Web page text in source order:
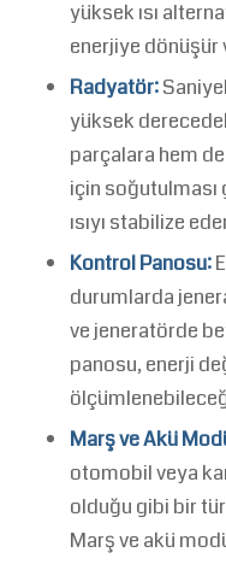
yüksek ısı
enerjiye dönüşür
Radyatör:
yüksek
parçalara hem
için
ısıyı stabilize
Kontrol Panosu:
durumlarda
ve jeneratörde
panosu, enerji
Marş ve Akü
otomobil veya
olduğu gibi bir
Marş ve akü